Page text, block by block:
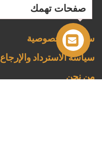
صفحات تهمك
سياسة الخصوصية
سياسة الاسترداد والإرجاع
من نحن